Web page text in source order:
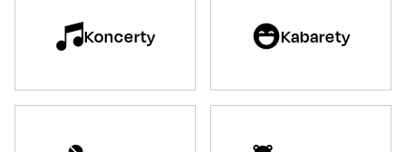
Koncerty Kabarety